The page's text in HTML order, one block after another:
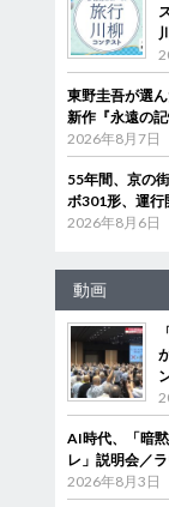
東野圭吾が選
新作『永遠の
2026年8月7日
55年間、京の
ボ301形、運行
2026年8月6日
動画
AI時代、「暗
レ」説明会／
2026年8月3日